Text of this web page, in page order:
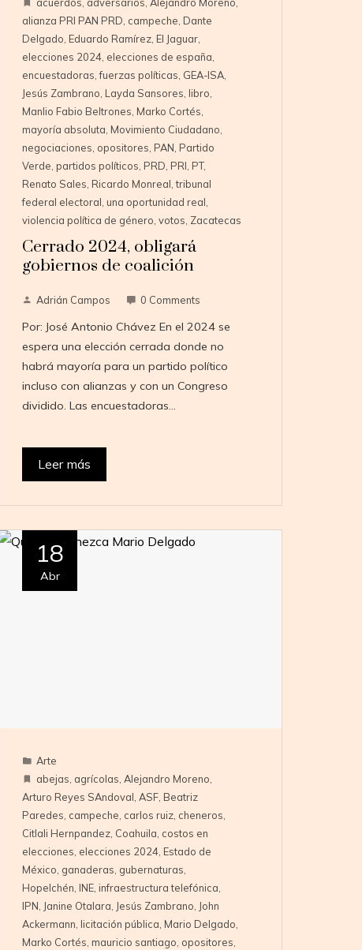
alianza PRI PAN PRD campeche Dante
Delgado Eduardo Ramírez El Jaguar
elecciones 2024 elecciones de españa
encuestadoras ,fuerzas políticas GEA-ISA
Jesús Zambrano Layda Sansores libro
Manlio Fabio Beltrones Marko Cortés
mayoría absoluta Movimiento Ciudadano
negociaciones opositores PAN Partido
Verde ,partidos políticos PRD PRI PT,
Renato Sales Ricardo Monreal ,tribunal
federal electoral una oportunidad real
violencia política de género ,votos Zacatecas
Cerrado 2024, obligará
gobiernos de coalición
Adrián Campos 0 Comments
Por: José Antonio Chávez En el 2024 se
espera una elección cerrada donde no
habrá mayoría para un partido político
incluso con alianzas y con un Congreso
dividido. Las encuestadoras…
Leer más
18
Abr
Arte
abejas, agrícolas,Alejandro Moreno,
Arturo Reyes SAndoval,ASF, Beatriz
Paredes, campeche, carlos ruiz, cheneros,
Citlali Hernpandez, Coahuila, costos en
elecciones, elecciones 2024, Estado de
México, ganaderas, gubernaturas,
Hopelchén, INE, infraestructura telefónica,
IPN, Janine Otalara, Jesús Zambrano, John
Ackermann, licitación pública, Mario Delgado,
Marko Cortés,mauricio santiago, opositores,